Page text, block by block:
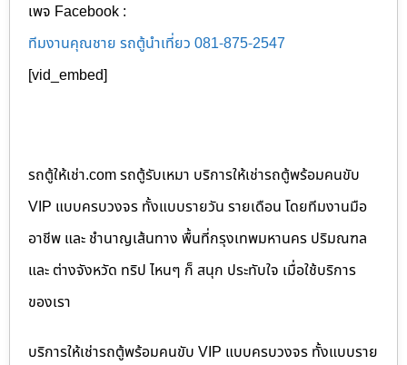
เพจ Facebook :
ทีมงานคุณชาย รถตู้นำเที่ยว 081-875-2547
[vid_embed]
รถตู้ให้เช่า.com รถตู้รับเหมา บริการให้เช่ารถตู้พร้อมคนขับ
VIP แบบครบวงจร ทั้งแบบรายวัน รายเดือน โดยทีมงานมือ
อาชีพ และ ชำนาญเส้นทาง พื้นที่กรุงเทพมหานคร ปริมณฑล
และ ต่างจังหวัด ทริป ไหนๆ ก็ สนุก ประทับใจ เมื่อใช้บริการ
ของเรา
บริการให้เช่ารถตู้พร้อมคนขับ VIP แบบครบวงจร ทั้งแบบราย